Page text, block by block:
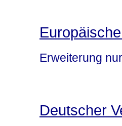
Erweiterung
Deutscher